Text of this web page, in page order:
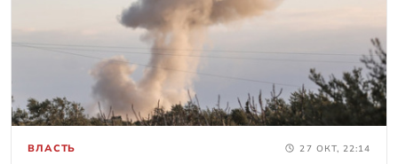
ВЛАСТЬ 27 ОКТ, 22:14